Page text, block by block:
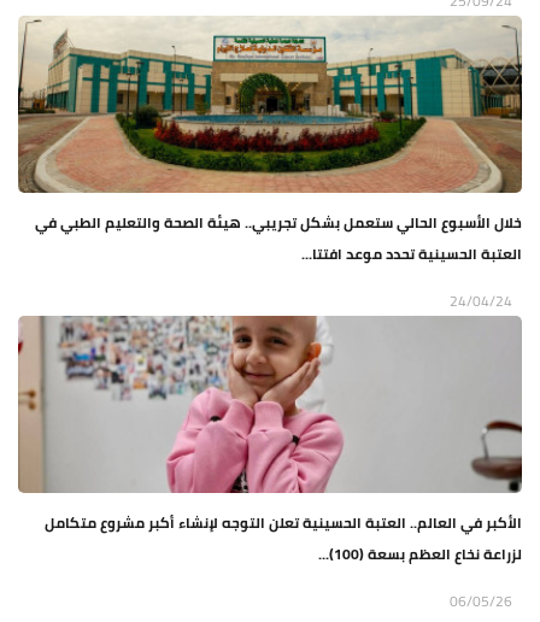
خلال الأسبوع الحالي ستعمل بشكل تجريبي.. هيئة الصحة والتعليم الطبي في
العتبة الحسينية تحدد موعد افتتا...
24/04/24
الأكبر في العالم.. العتبة الحسينية تعلن التوجه لإنشاء أكبر مشروع متكامل
لزراعة نخاع العظم بسعة (100)...
06/05/26